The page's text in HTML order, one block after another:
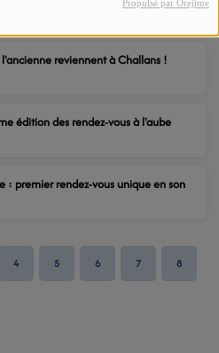
Propulsé par Orejime
l'ancienne reviennent à Challans !
édition des rendez-vous à l'aube
: premier rendez-vous unique en son
4 5 6 7 8